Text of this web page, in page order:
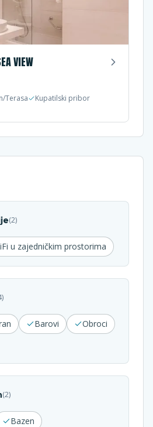
VIEW
Terasa
Kupatilski pribor
(2)
u zajedničkim prostorima
)
Barovi
Obroci
(2)
Bazen